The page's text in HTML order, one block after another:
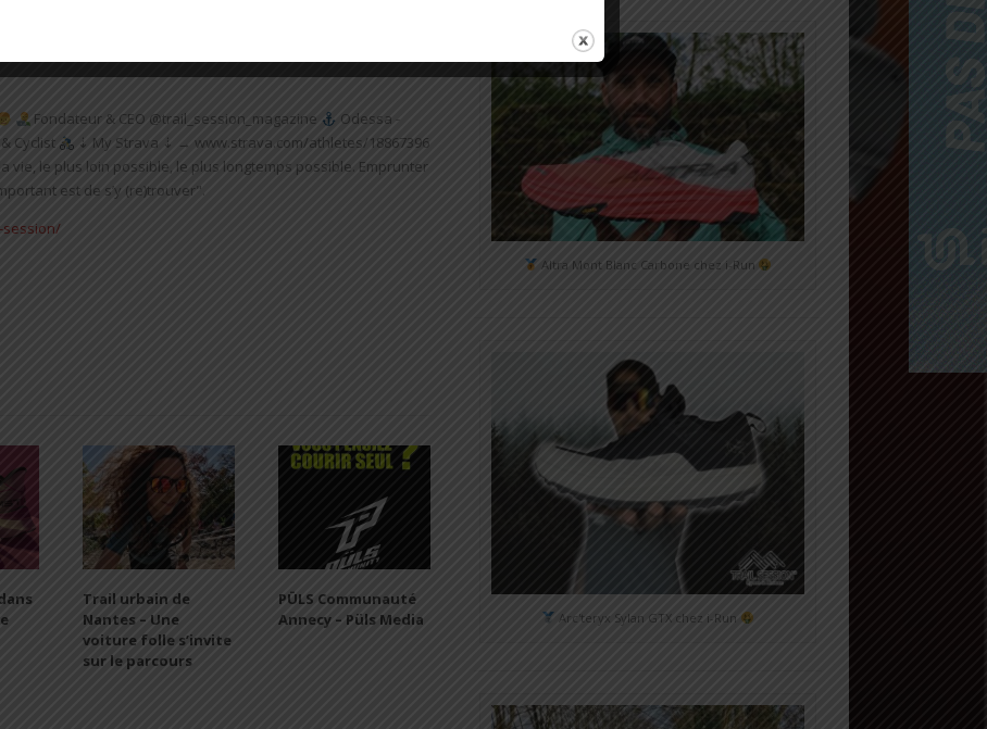
Fondateur & CEO @trail_session_magazine
Odessa -
Cyclist
⇣ My Strava ⇣ → www.strava.com/athletes/18867396
vie, le plus loin possible, le plus longtemps possible. Emprunter
est de s’y (re)trouver".
Trail urbain de
Nantes – Une
voiture folle s’invite
sur le parcours
PÜLS Communauté
Annecy – Püls Media
Altra Mont Blanc Carbone chez i-Run
Arc'teryx Sylan GTX chez i-Run